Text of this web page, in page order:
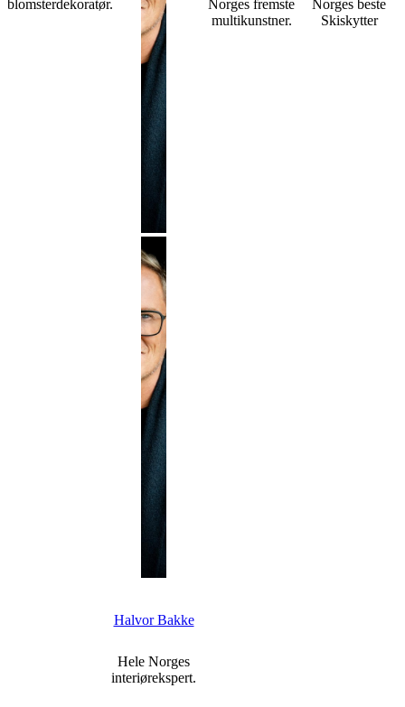
blomsterdekoratør.
Halvor Bakke
Hele Norges
interiørekspert.
Norges fremste
multikunstner.
Norges beste
Skiskytter